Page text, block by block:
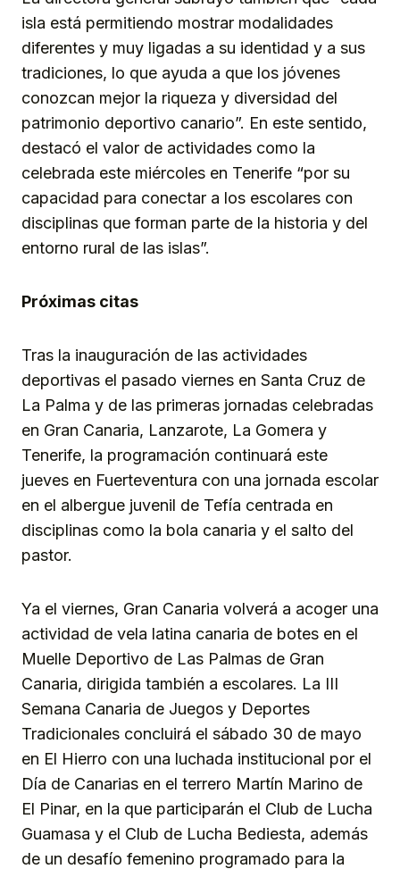
isla está permitiendo mostrar modalidades
diferentes y muy ligadas a su identidad y a sus
tradiciones, lo que ayuda a que los jóvenes
conozcan mejor la riqueza y diversidad del
patrimonio deportivo canario”. En este sentido,
destacó el valor de actividades como la
celebrada este miércoles en Tenerife “por su
capacidad para conectar a los escolares con
disciplinas que forman parte de la historia y del
entorno rural de las islas”.
Próximas citas
Tras la inauguración de las actividades
deportivas el pasado viernes en Santa Cruz de
La Palma y de las primeras jornadas celebradas
en Gran Canaria, Lanzarote, La Gomera y
Tenerife, la programación continuará este
jueves en Fuerteventura con una jornada escolar
en el albergue juvenil de Tefía centrada en
disciplinas como la bola canaria y el salto del
pastor.
Ya el viernes, Gran Canaria volverá a acoger una
actividad de vela latina canaria de botes en el
Muelle Deportivo de Las Palmas de Gran
Canaria, dirigida también a escolares. La III
Semana Canaria de Juegos y Deportes
Tradicionales concluirá el sábado 30 de mayo
en El Hierro con una luchada institucional por el
Día de Canarias en el terrero Martín Marino de
El Pinar, en la que participarán el Club de Lucha
Guamasa y el Club de Lucha Bediesta, además
de un desafío femenino programado para la